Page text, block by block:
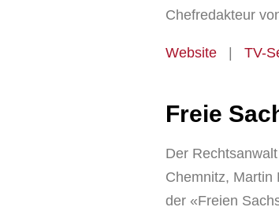
Chefredakteur
Website| TV-
Freie
Der
Chemnitz, Martin
der «Freien